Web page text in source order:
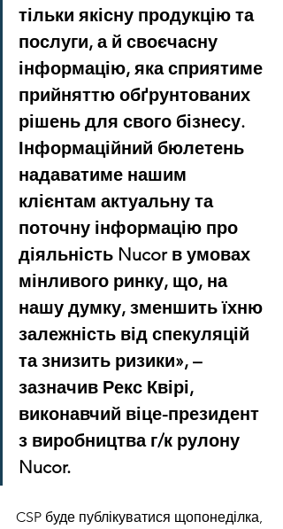
тільки якісну продукцію та
послуги, а й своєчасну
інформацію, яка сприятиме
прийняттю обґрунтованих
рішень для свого бізнесу.
Інформаційний бюлетень
надаватиме нашим
клієнтам актуальну та
поточну інформацію про
діяльність Nucor в умовах
мінливого ринку, що, на
нашу думку, зменшить їхню
залежність від спекуляцій
та знизить ризики», –
зазначив Рекс Квірі,
виконавчий віце-президент
з виробництва г/к рулону
Nucor.
CSP буде публікуватися щопонеділка,